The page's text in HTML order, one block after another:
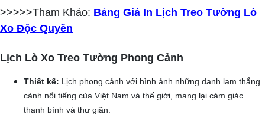
>>>>>Tham Khảo: Bảng Giá In Lịch Treo Tường Lò
Xo Độc Quyền
Lịch Lò Xo Treo Tường Phong Cảnh
Thiết kế: Lịch phong cảnh với hình ảnh những danh lam thắng
cảnh nổi tiếng của Việt Nam và thế giới, mang lại cảm giác
thanh bình và thư giãn.